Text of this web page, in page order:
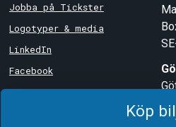
Jobba på Tickster
Logotyper & media
LinkedIn
Facebook
Instagram